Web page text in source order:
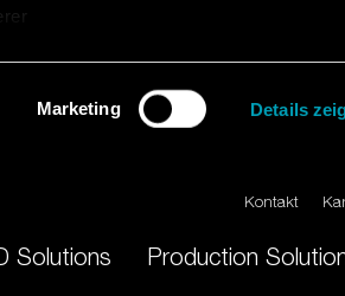
Marketing Details
Solutions Production
Kontakt